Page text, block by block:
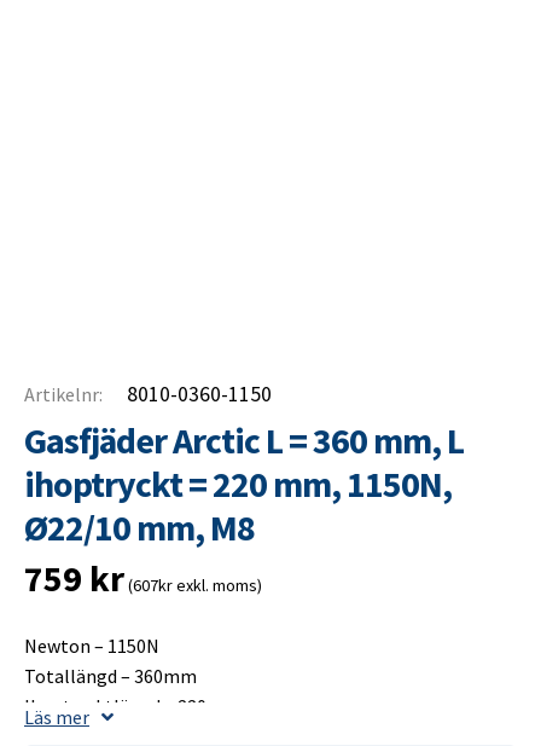
Artikelnr: 8010-0360-1150
Gasfjäder Arctic L = 360 mm, L
ihoptryckt = 220 mm, 1150N,
Ø22/10 mm, M8
759 kr(607kr exkl. moms)
Newton – 1150N
Totallängd – 360mm
Ihoptrycktlängd – 220mm
Läs mer